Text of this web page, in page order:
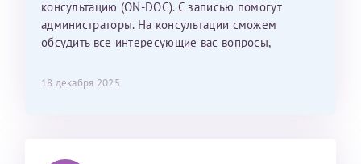
лёгкое и простое. Вообще в данной клинике весь
персонал очень вежливый и чуткий, прям приятно
находиться. Мы собираемся туда ещё за вторым
Рафаильевичу, нашему волшебнику, без каких либо
консультацию (ON-DOC). С записью помогут
администраторы. На консультации сможем
обсудить все интересующие вас вопросы,
18 декабря 2025